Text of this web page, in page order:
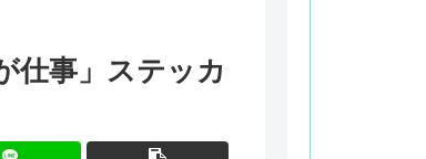
海外「全部日本の真似だったのか…」 日本の普通
海外「まるでトランプ」FIFAがW杯開催都市と結
7時間かけて描いたHな糸会がこちら
仕事」ステッカ